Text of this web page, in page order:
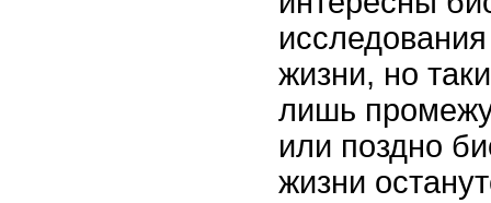
жизни, но
лишь
или поздно
жизни